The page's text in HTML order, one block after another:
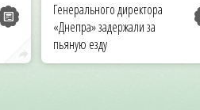
Генерального директора
«Днепра» задержали за
пьяную езду